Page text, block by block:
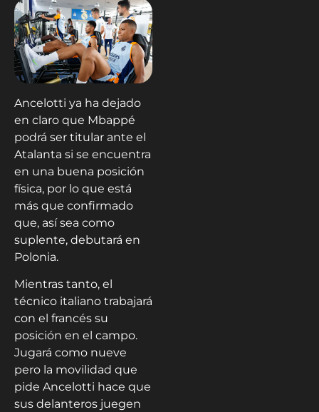
Ancelotti ya ha dejado
en claro que Mbappé
podrá ser titular ante el
Atalanta si se encuentra
en una buena posición
física, por lo que está
más que confirmado
que, así sea como
suplente, debutará en
Polonia.
Mientras tanto, el
técnico italiano trabajará
con el francés su
posición en el campo.
Jugará como nueve
pero la movilidad que
pide Ancelotti hace que
sus delanteros juegen